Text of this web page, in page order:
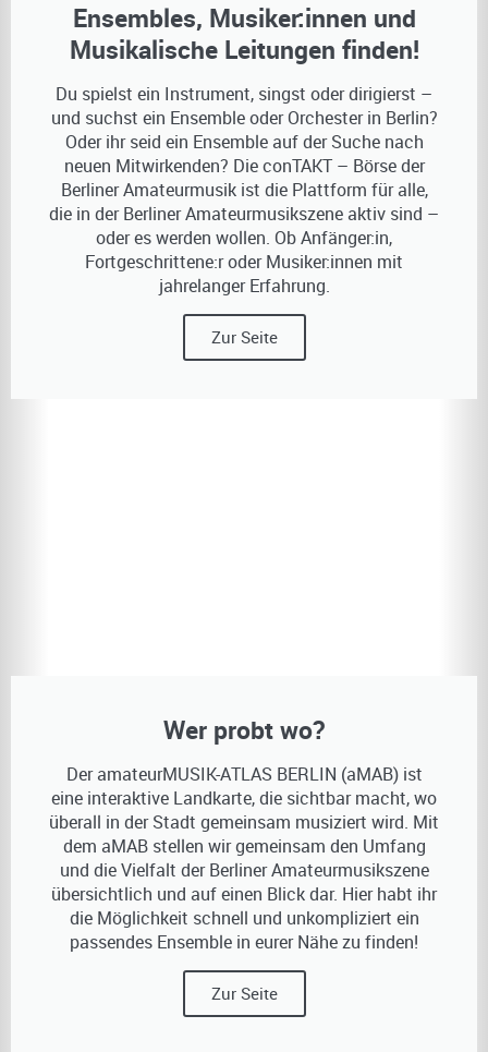
Ensembles, Musiker:innen und
Musikalische Leitungen finden!
Du spielst ein Instrument, singst oder dirigierst –
und suchst ein Ensemble oder Orchester in Berlin?
Oder ihr seid ein Ensemble auf der Suche nach
neuen Mitwirkenden? Die conTAKT – Börse der
Berliner Amateurmusik ist die Plattform für alle,
die in der Berliner Amateurmusikszene aktiv sind –
oder es werden wollen. Ob Anfänger:in,
Fortgeschrittene:r oder Musiker:innen mit
jahrelanger Erfahrung.
Zur Seite
Wer probt wo?
Der amateurMUSIK-ATLAS BERLIN (aMAB) ist
eine interaktive Landkarte, die sichtbar macht, wo
überall in der Stadt gemeinsam musiziert wird. Mit
dem aMAB stellen wir gemeinsam den Umfang
und die Vielfalt der Berliner Amateurmusikszene
übersichtlich und auf einen Blick dar. Hier habt ihr
die Möglichkeit schnell und unkompliziert ein
passendes Ensemble in eurer Nähe zu finden!
Zur Seite